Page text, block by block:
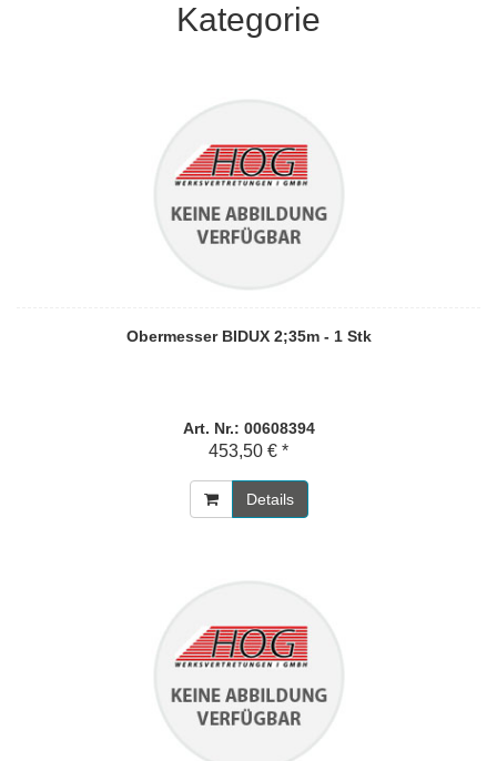
Kategorie
Obermesser BIDUX 2;35m - 1 Stk
Art. Nr.: 00608394
453,50 € *
Details